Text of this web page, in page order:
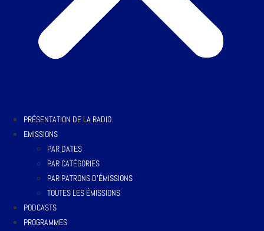
PRÉSENTATION DE LA RADIO
EMISSIONS
PAR DATES
PAR CATÉGORIES
PAR PATRONS D’ÉMISSIONS
TOUTES LES ÉMISSIONS
PODCASTS
PROGRAMMES